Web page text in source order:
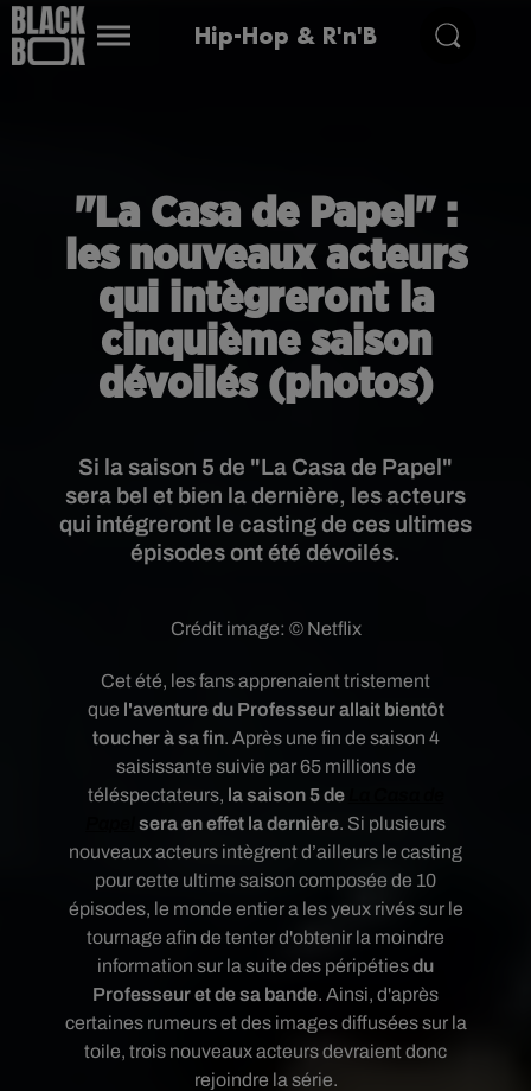
Hip-Hop & R'n'B
"La Casa de Papel" :
les nouveaux acteurs
qui intègreront la
cinquième saison
dévoilés (photos)
Si la saison 5 de "La Casa de Papel"
sera bel et bien la dernière, les acteurs
qui intégreront le casting de ces ultimes
épisodes ont été dévoilés.
Crédit image: © Netflix
Cet été, les fans apprenaient tristement
que l'aventure du Professeur allait bientôt
toucher à sa fin. Après une fin de saison 4
saisissante suivie par 65 millions de
téléspectateurs, la saison 5 de
sera en effet la dernière. Si plusieurs
nouveaux acteurs intègrent d’ailleurs le casting
pour cette ultime saison composée de 10
épisodes, le monde entier a les yeux rivés sur le
tournage afin de tenter d'obtenir la moindre
information sur la suite des péripétiesdu
Professeur et de sa bande. Ainsi, d'après
certaines rumeurs et des images diffusées sur la
toile, trois nouveaux acteurs devraient donc
rejoindre la série.